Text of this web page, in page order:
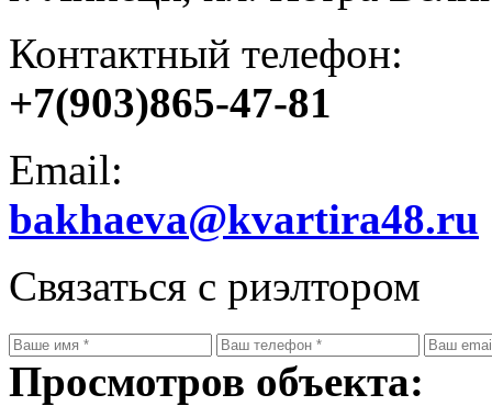
Контактный телефон:
+7(903)865-47-81
Email:
bakhaeva@kvartira48.ru
Связаться с риэлтором
Просмотров объекта: